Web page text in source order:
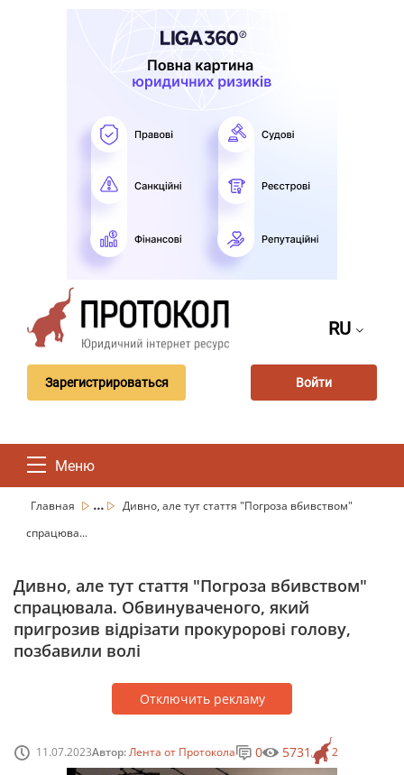
RU
Зарегистрироваться Войти
Меню
Главная ...
Дивно, але тут стаття "Погроза вбивством"
спрацюва...
Дивно, але тут стаття "Погроза вбивством"
спрацювала. Обвинуваченого, який
пригрозив відрізати прокуророві голову,
позбавили волі
Отключить рекламу
11.07.2023Автор:Лента от Протокола 2
0 5731